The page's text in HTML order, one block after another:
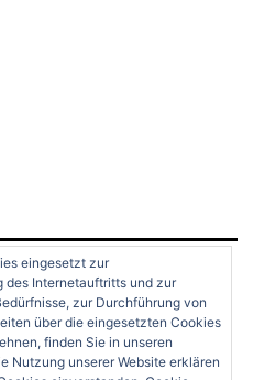
eingesetzt zur
des Internetauftritts und zur
zur Durchführung von
über die eingesetzten Cookies
finden Sie in unseren
Nutzung unserer Website erklären